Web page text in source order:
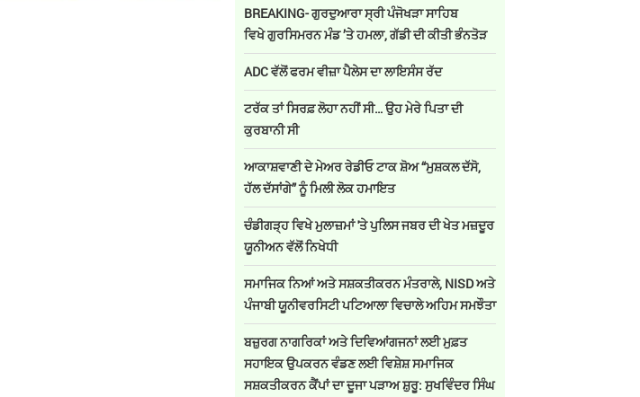
BREAKING- ਗੁਰਦੁਆਰਾ ਸ੍ਰੀ ਪੰਜੋਖੜਾ ਸਾਹਿਬ
ਵਿਖੇ ਗੁਰਸਿਮਰਨ ਮੰਡ ’ਤੇ ਹਮਲਾ, ਗੱਡੀ ਦੀ ਕੀਤੀ ਭੰਨਤੋੜ
ADC ਵੱਲੋਂ ਫਰਮ ਵੀਜ਼ਾ ਪੈਲੇਸ ਦਾ ਲਾਇਸੰਸ ਰੱਦ
ਟਰੱਕ ਤਾਂ ਸਿਰਫ਼ ਲੋਹਾ ਨਹੀਂ ਸੀ… ਉਹ ਮੇਰੇ ਪਿਤਾ ਦੀ
ਕੁਰਬਾਨੀ ਸੀ
ਆਕਾਸ਼ਵਾਣੀ ਦੇ ਮੇਅਰ ਰੇਡੀਓ ਟਾਕ ਸ਼ੋਅ “ਮੁਸ਼ਕਲ ਦੱਸੋ,
ਹੱਲ ਦੱਸਾਂਗੇ” ਨੂੰ ਮਿਲੀ ਲੋਕ ਹਮਾਇਤ
ਚੰਡੀਗੜ੍ਹ ਵਿਖੇ ਮੁਲਾਜ਼ਮਾਂ 'ਤੇ ਪੁਲਿਸ ਜਬਰ ਦੀ ਖੇਤ ਮਜ਼ਦੂਰ
ਯੂਨੀਅਨ ਵੱਲੋਂ ਨਿਖੇਧੀ
ਸਮਾਜਿਕ ਨਿਆਂ ਅਤੇ ਸਸ਼ਕਤੀਕਰਨ ਮੰਤਰਾਲੇ, NISD ਅਤੇ
ਪੰਜਾਬੀ ਯੂਨੀਵਰਸਿਟੀ ਪਟਿਆਲਾ ਵਿਚਾਲੇ ਅਹਿਮ ਸਮਝੌਤਾ
ਬਜ਼ੁਰਗ ਨਾਗਰਿਕਾਂ ਅਤੇ ਦਿਵਿਆਂਗਜਨਾਂ ਲਈ ਮੁਫ਼ਤ
ਸਹਾਇਕ ਉਪਕਰਨ ਵੰਡਣ ਲਈ ਵਿਸ਼ੇਸ਼ ਸਮਾਜਿਕ
ਸਸ਼ਕਤੀਕਰਨ ਕੈਂਪਾਂ ਦਾ ਦੂਜਾ ਪੜਾਅ ਸ਼ੁਰੂ: ਸੁਖਵਿੰਦਰ ਸਿੰਘ